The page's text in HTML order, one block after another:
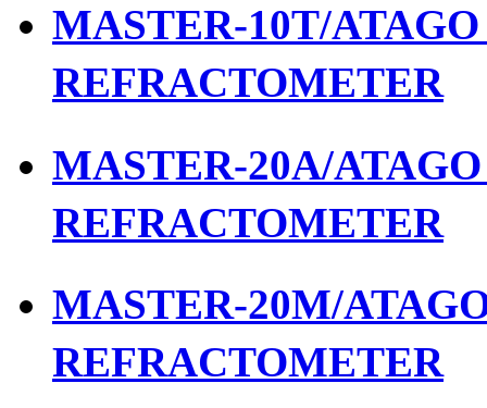
MASTER-10T/
REFRACTOMETER
MASTER-20A/
REFRACTOMETER
MASTER-20M/
REFRACTOMETER